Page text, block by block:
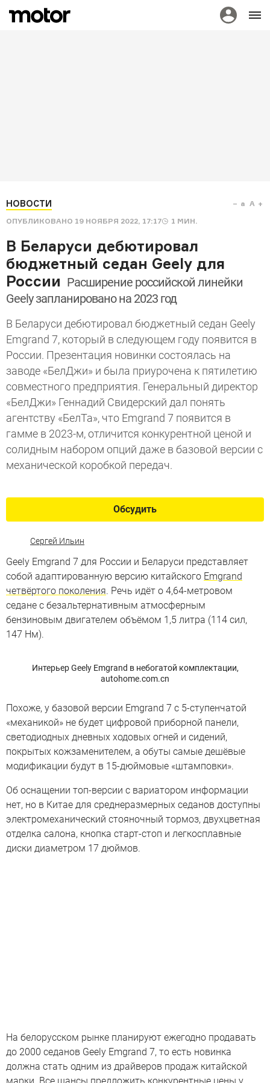
НОВОСТИ
ОПУБЛИКОВАНО 19 НОЯБРЯ 2022, 17:17 1 МИН.
a A
В Беларуси дебютировал
бюджетный седан Geely для
России Расширение российской линейки
Geely запланировано на 2023 год
В Беларуси дебютировал бюджетный седан Geely
Emgrand 7, который в следующем году появится в
России. Презентация новинки состоялась на
заводе «БелДжи» и была приурочена к пятилетию
совместного предприятия. Генеральный директор
«БелДжи» Геннадий Свидерский дал понять
агентству «БелТа», что Emgrand 7 появится в
гамме в 2023-м, отличится конкурентной ценой и
солидным набором опций даже в базовой версии с
механической коробкой передач.
Обсудить
Сергей Ильин
Geely Emgrand 7 для России и Беларуси представляет
собой адаптированную версию китайского Emgrand
четвёртого поколения. Речь идёт о 4,64-метровом
седане с безальтернативным атмосферным
бензиновым двигателем объёмом 1,5 литра (114 сил,
147 Нм).
Интерьер Geely Emgrand в небогатой комплектации,
autohome.com.cn
Похоже, у базовой версии Emgrand 7 с 5-ступенчатой
«механикой» не будет цифровой приборной панели,
светодиодных дневных ходовых огней и сидений,
покрытых кожзаменителем, а обуты самые дешёвые
модификации будут в 15-дюймовые «штамповки».
Об оснащении топ-версии с вариатором информации
нет, но в Китае для среднеразмерных седанов доступны
электромеханический стояночный тормоз, двухцветная
отделка салона, кнопка старт-стоп и легкосплавные
диски диаметром 17 дюймов.
На белорусском рынке планируют ежегодно продавать
до 2000 седанов Geely Emgrand 7, то есть новинка
должна стать одним из драйверов продаж китайской